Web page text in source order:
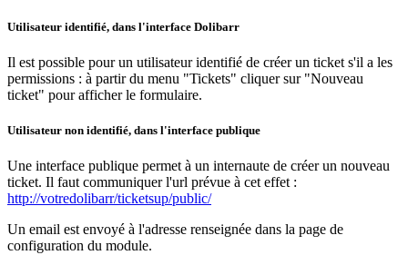
Utilisateur identifié, dans l'interface Dolibarr
Il est possible pour un utilisateur identifié de créer un ticket s'il a les
permissions : à partir du menu "Tickets" cliquer sur "Nouveau
ticket" pour afficher le formulaire.
Utilisateur non identifié, dans l'interface publique
Une interface publique permet à un internaute de créer un nouveau
ticket. Il faut communiquer l'url prévue à cet effet :
http://votredolibarr/ticketsup/public/
Un email est envoyé à l'adresse renseignée dans la page de
configuration du module.